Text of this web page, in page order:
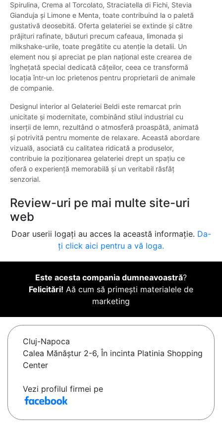
Spirulina, Crema al Torcolato, Straciatella di Fichi, Stevia
Gianduja și Limone e Menta, toate contribuind la o paletă
gustativă deosebită. Oferta gelateriei se extinde și către
prăjituri rafinate, băuturi precum cafeaua, limonada și
milkshake-urile, toate pregătite cu atenție la detalii. Un
element nou și apreciat pe plan național este crearea de
înghețată special dedicată cățeilor, ceea ce transformă
locația într-un loc prietenos pentru proprietarii de animale
de companie.
Designul interior al Gelateriei Beldi este remarcat prin
unicitate și modernitate, combinând stilul industrial cu
inserții de lemn, rezultând o atmosferă proaspătă, animată
și potrivită pentru momente de relaxare. Această abordare
vizuală, asociată cu calitatea ridicată a produselor,
contribuie la poziționarea gelateriei drept un spațiu ce
oferă o experiență memorabilă și un veritabil răsfăț
senzorial.
Review-uri pe mai multe site-uri
web
Doar userii logați au acces la această informație. Da-
ți click aici pentru a vă loga.
Este acesta compania dumneavoastră?
Felicitări! Aă cum să primești materialele de
marketing
Cluj-Napoca
Calea Mănăștur 2-6, În incinta Platinia Shopping
Center
Vezi profilul firmei pe